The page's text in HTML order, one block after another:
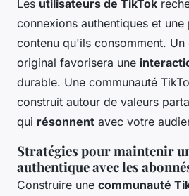
Les utilisateurs de TikTok
connexions authentiques et
contenu qu'ils consomment.
original favorisera une
durable. Une communauté
construit autour de valeurs
qui résonnent avec votre
Stratégies pour maintenir
authentique avec les
Construire une communauté